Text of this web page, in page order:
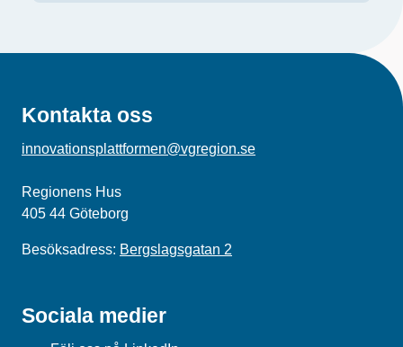
Kontakta oss
innovationsplattformen@vgregion.se
Regionens Hus
405 44 Göteborg
Besöksadress: Bergslagsgatan 2
Sociala medier